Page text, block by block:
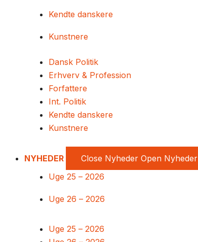
Kendte danskere
Kunstnere
Dansk Politik
Erhverv & Profession
Forfattere
Int. Politik
Kendte danskere
Kunstnere
NYHEDER Close Nyheder Open Nyheder
Uge 25 – 2026
Uge 26 – 2026
Uge 25 – 2026